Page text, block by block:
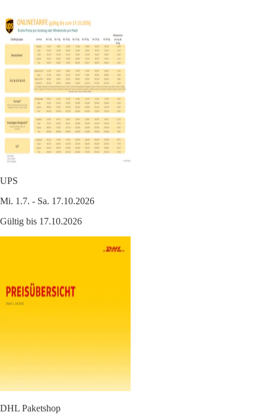
UPS
Mi. 1.7. - Sa. 17.10.2026
Gültig bis 17.10.2026
DHL Paketshop